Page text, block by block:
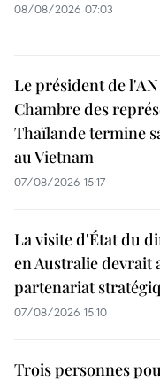
08/08/2026 07:03
Le président de
Chambre des
Thaïlande termine
au Vietnam
07/08/2026 15:17
La visite d'État du
en Australie
partenariat
07/08/2026 15:10
Trois personnes